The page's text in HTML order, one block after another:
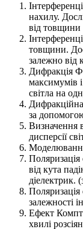
нахилу.
від товщини
товщини.
залежно від
Дифракція
максимумів
світла на
за
Визначення
дисперсії
Поляризація
від кута
діелектрик.
залежності
Ефект
хвилі